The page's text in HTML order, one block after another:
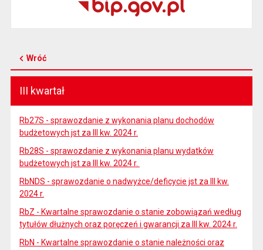
Wróć
III kwartał
Rb27S - sprawozdanie z wykonania planu dochodów
budżetowych jst za III kw. 2024 r.
Rb28S - sprawozdanie z wykonania planu wydatków
budżetowych jst za III kw. 2024 r.
RbNDS - sprawozdanie o nadwyżce/deficycie jst za III kw.
2024 r.
RbZ - Kwartalne sprawozdanie o stanie zobowiązań według
tytułów dłużnych oraz poręczeń i gwarancji za III kw. 2024 r.
RbN - Kwartalne sprawozdanie o stanie należności oraz